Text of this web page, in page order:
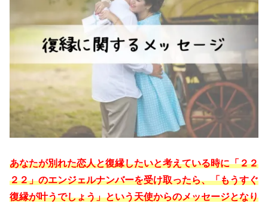
あなたが別れた恋人と復縁したいと考えている時に「２２
２２」のエンジェルナンバーを受け取ったら、「もうすぐ
復縁が叶うでしょう」という天使からのメッセージとなり